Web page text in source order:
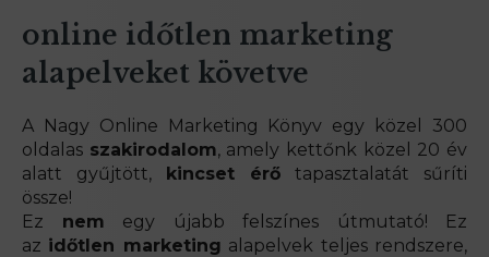
online időtlen marketing
alapelveket követve
A Nagy Online Marketing Könyv egy közel 300
oldalas szakirodalom, amely kettőnk közel 20 év
alatt gyűjtött, kincset érő tapasztalatát sűríti
össze!
Ez nem egy újabb felszínes útmutató! Ez
az időtlen marketing alapelvek teljes rendszere,